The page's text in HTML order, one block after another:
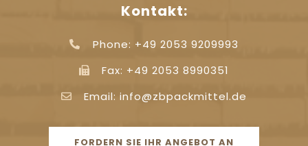
Kontakt:
Phone: +49 2053 9209993
Fax: +49 2053 8990351
Email: info@zbpackmittel.de
FORDERN SIE IHR ANGEBOT AN